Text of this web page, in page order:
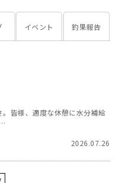
イベント 釣果報告
皆様、適度な休憩に水分補給
…
2026.07.26